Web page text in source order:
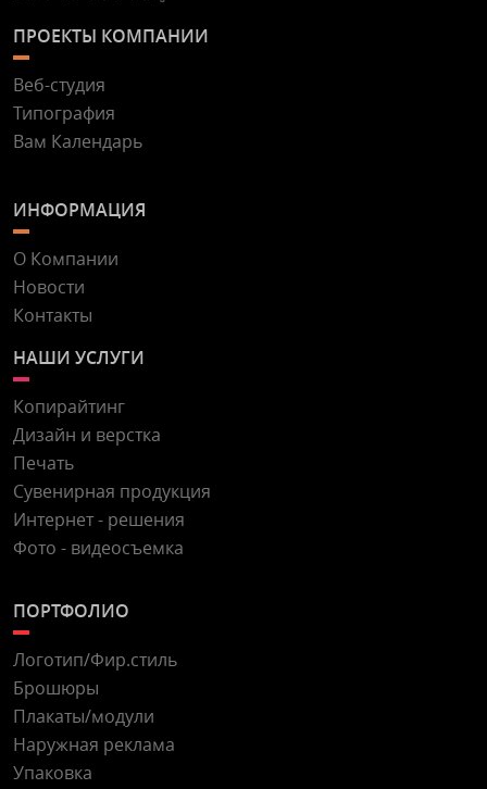
ПРОЕКТЫ КОМПАНИИ
Веб-студия
Типография
Вам Календарь
ИНФОРМАЦИЯ
О Компании
Новости
Контакты
НАШИ УСЛУГИ
Копирайтинг
Дизайн и верстка
Печать
Сувенирная продукция
Интернет - решения
Фото - видеосъемка
ПОРТФОЛИО
Логотип/Фир.стиль
Брошюры
Плакаты/модули
Наружная реклама
Упаковка